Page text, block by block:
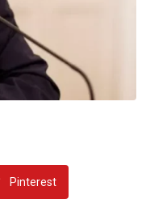
Pinterest